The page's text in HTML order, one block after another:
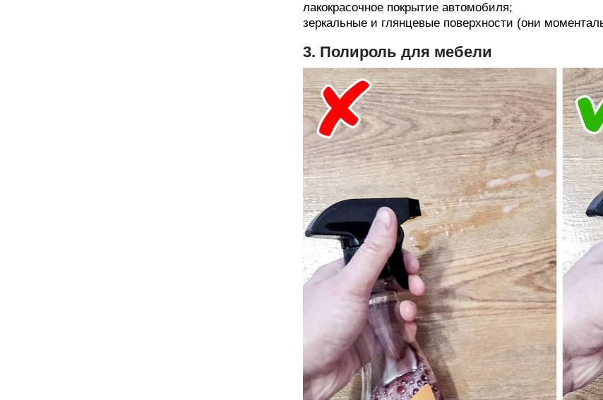
лакокрасочное покрытие автомобиля;
зеркальные и глянцевые поверхности (они
3. Полироль для мебели